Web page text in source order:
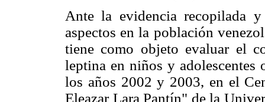
Ante la evidencia recopilada
aspectos en la población
tiene como objeto evaluar el
leptina en niños y adolescentes
los años 2002 y 2003, en el
Eleazar Lara Pantín" de la